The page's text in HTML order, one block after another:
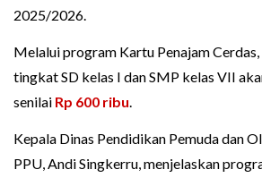
2025/2026.
Melalui program Kartu Penajam
tingkat SD kelas I dan SMP kelas VII
senilai Rp 600 ribu.
Kepala Dinas Pendidikan Pemuda dan
PPU, Andi Singkerru, menjelaskan